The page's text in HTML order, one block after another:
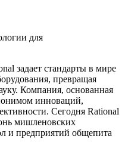
для
задает стандарты в мире
превращая
Компания, основанная
инноваций,
Сегодня Rational
мишленовских
и предприятий общепита